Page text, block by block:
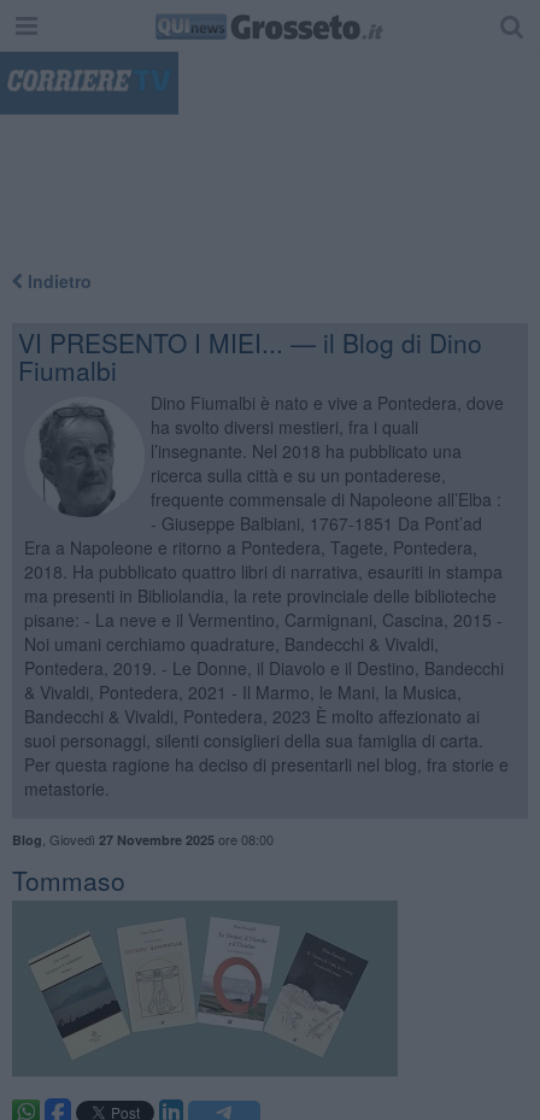
Indietro
VI PRESENTO I MIEI... — il Blog di Dino
Fiumalbi
Dino Fiumalbi è nato e vive a Pontedera, dove
ha svolto diversi mestieri, fra i quali
l’insegnante. Nel 2018 ha pubblicato una
ricerca sulla città e su un pontaderese,
frequente commensale di Napoleone all’Elba :
- Giuseppe Balbiani, 1767-1851 Da Pont’ad
Era a Napoleone e ritorno a Pontedera, Tagete, Pontedera,
2018. Ha pubblicato quattro libri di narrativa, esauriti in stampa
ma presenti in Bibliolandia, la rete provinciale delle biblioteche
pisane: - La neve e il Vermentino, Carmignani, Cascina, 2015 -
Noi umani cerchiamo quadrature, Bandecchi & Vivaldi,
Pontedera, 2019. - Le Donne, il Diavolo e il Destino, Bandecchi
& Vivaldi, Pontedera, 2021 - Il Marmo, le Mani, la Musica,
Bandecchi & Vivaldi, Pontedera, 2023 È molto affezionato ai
suoi personaggi, silenti consiglieri della sua famiglia di carta.
Per questa ragione ha deciso di presentarli nel blog, fra storie e
metastorie.
Blog Giovedì 27 Novembre 2025ore 08:00
Tommaso